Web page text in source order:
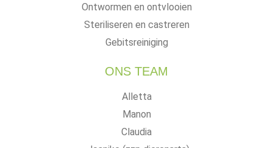
Ontwormen en ontvlooien
Steriliseren en castreren
Gebitsreiniging
ONS TEAM
Alletta
Manon
Claudia